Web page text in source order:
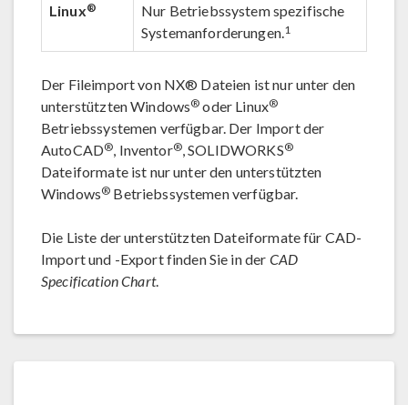
Linux®
Nur Betriebssystem spezifische
Systemanforderungen.1
Der Fileimport von NX® Dateien ist nur unter den
unterstützten Windows® oder Linux®
Betriebssystemen verfügbar. Der Import der
AutoCAD®, Inventor®, SOLIDWORKS®
Dateiformate ist nur unter den unterstützten
Windows® Betriebssystemen verfügbar.
Die Liste der unterstützten Dateiformate für CAD-
Import und -Export finden Sie in der CAD
Specification Chart.